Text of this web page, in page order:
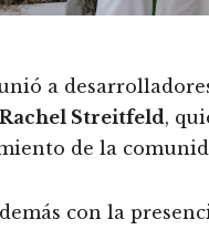
a
Rachel Streitfeld,
de la
con la